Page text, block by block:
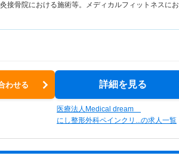
接骨院における施術等。メディカルフィットネスにお
わせる 詳細を見る
医療法人Medical dream
にし整形外科ペインクリ...の求人一覧